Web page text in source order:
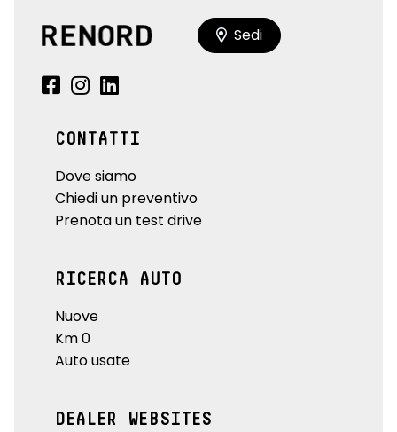
Sedi
CONTATTI
Dove siamo
Chiedi un preventivo
Prenota un test drive
RICERCA AUTO
Nuove
Km 0
Auto usate
DEALER WEBSITES